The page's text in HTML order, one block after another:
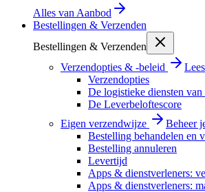
Alles van Aanbod
Bestellingen & Verzenden
Bestellingen & Verzenden
Verzendopties & -beleid
Verzendopties
De logistieke diensten van
De Leverbeloftescore
Eigen verzendwijze
Beheer
Bestelling behandelen en
Bestelling annuleren
Levertijd
Apps & dienstverleners:
Apps & dienstverleners: